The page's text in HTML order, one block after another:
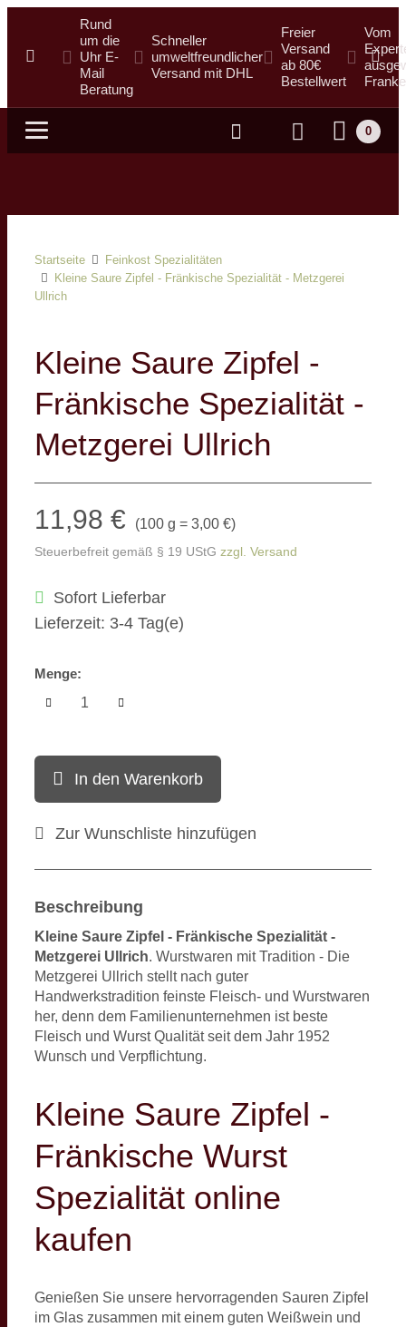
Rund
um die
Uhr E-
Mail
Beratung
Schneller
umweltfreundlicher
Versand mit DHL
Freier
Versand
ab 80€
Bestellwert
Vom
Suche
0
Startseite
Feinkost Spezialitäten
Kleine Saure Zipfel - Fränkische Spezialität - Metzgerei
Ullrich
Kleine Saure Zipfel -
Fränkische Spezialität -
Metzgerei Ullrich
11,98 € (100 g = 3,00 €)
Steuerbefreit gemäß § 19 UStG zzgl. Versand
Sofort Lieferbar
Lieferzeit: 3-4 Tag(e)
Menge:
In den Warenkorb
Zur Wunschliste hinzufügen
Beschreibung
Kleine Saure Zipfel - Fränkische Spezialität -
Metzgerei Ullrich. Wurstwaren mit Tradition - Die
Metzgerei Ullrich stellt nach guter
Handwerkstradition feinste Fleisch- und Wurstwaren
her, denn dem Familienunternehmen ist beste
Fleisch und Wurst Qualität seit dem Jahr 1952
Wunsch und Verpflichtung.
Kleine Saure Zipfel -
Fränkische Wurst
Spezialität online
kaufen
Genießen Sie unsere hervorragenden Sauren Zipfel
im Glas zusammen mit einem guten Weißwein und